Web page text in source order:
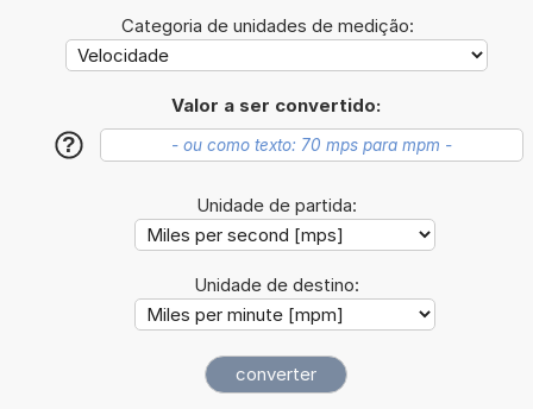
Categoria de unidades de medição:
Valor a ser convertido:
?
Unidade de partida:
Unidade de destino: